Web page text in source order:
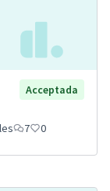
Acceptada
7 0